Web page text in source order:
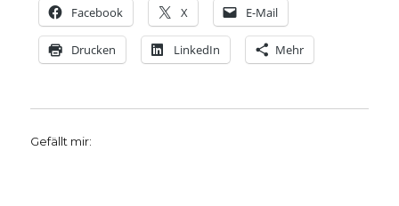
Facebook X E-Mail
Drucken LinkedIn Mehr
Gefällt mir: